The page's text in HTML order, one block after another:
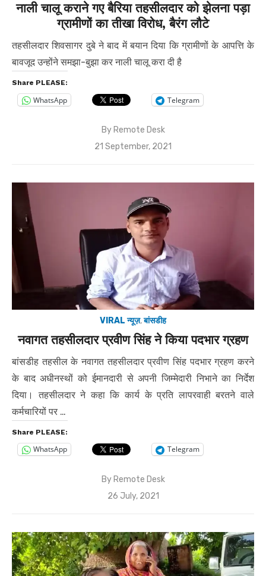
नाली चालू कराने गए बैरिया तहसीलदार को झेलना पड़ा
ग्रामीणों का तीखा विरोध, बैरंग लौटे
तहसीलदार शिवसागर दुबे ने बाद में बयान दिया कि ग्रामीणों के आपत्ति के
बावजूद उन्होंने समझा-बुझा कर नाली चालू करा दी है
Share PLEASE:
WhatsApp Telegram
By Remote Desk
Posted
21 September, 2021
VIRAL न्यूज़,बांसडीह
नवागत तहसीलदार प्रवीण सिंह ने किया पदभार ग्रहण
बांसडीह तहसील के नवागत तहसीलदार प्रवीण सिंह पदभार ग्रहण करने
के बाद अधीनस्थों को ईमानदारी से अपनी जिम्मेदारी निभाने का निर्देश
दिया। तहसीलदार ने कहा कि कार्य के प्रति लापरवाही बरतने वाले
कर्मचारियों पर …
Share PLEASE:
WhatsApp Telegram
By Remote Desk
Posted
26 July, 2021